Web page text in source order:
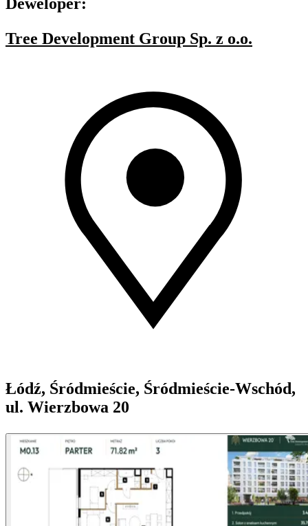
Deweloper:
Tree Development Group Sp. z o.o.
Łódź, Śródmieście, Śródmieście-Wschód,
ul. Wierzbowa 20